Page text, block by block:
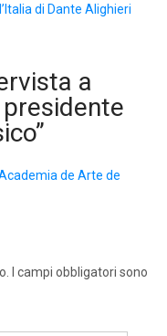
di Dante Alighieri
a
”
de Arte de
I campi obbligatori sono